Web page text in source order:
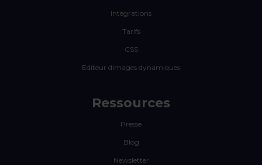
Intégrations
Tarifs
CSS
Editeur dimages dynamiques
Ressources
Presse
Blog
Newsletter